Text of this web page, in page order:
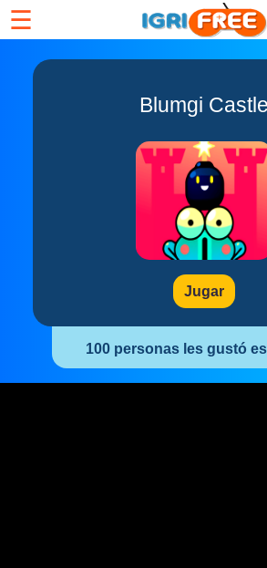
☰
Blumgi Castle
Jugar
100 personas les gustó